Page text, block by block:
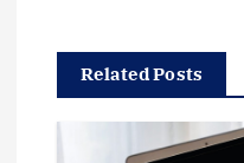
a
c
Related Posts